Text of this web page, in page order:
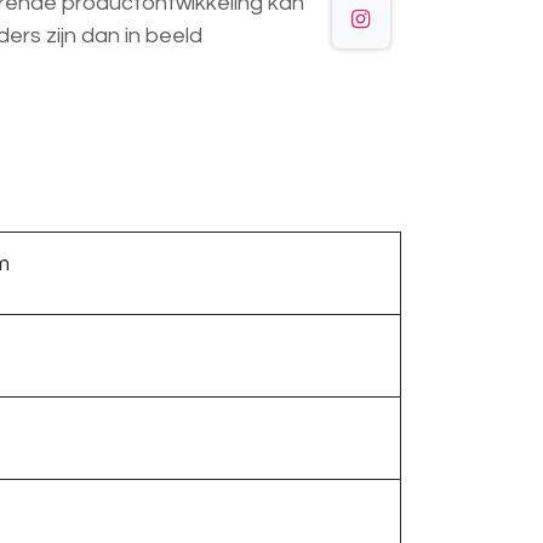
zijn dan in beeld